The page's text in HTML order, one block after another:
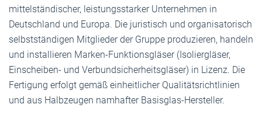
mittelständischer, leistungsstarker Unternehmen in
Deutschland und Europa. Die juristisch und organisatorisch
selbstständigen Mitglieder der Gruppe produzieren, handeln
und installieren Marken-Funktionsgläser (Isoliergläser,
Einscheiben- und Verbundsicherheitsgläser) in Lizenz. Die
Fertigung erfolgt gemäß einheitlicher Qualitätsrichtlinien
und aus Halbzeugen namhafter Basisglas-Hersteller.